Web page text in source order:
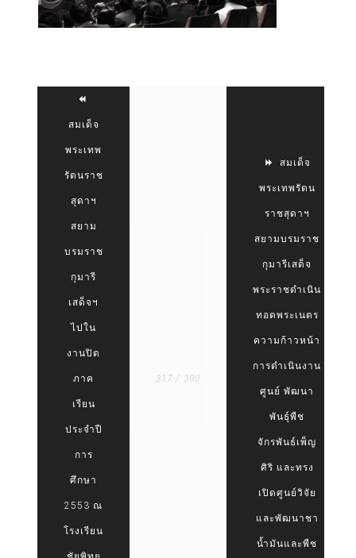
สมเด็จ
พระเทพ
รัตนราช
สุดาฯ
สยาม
บรมราช
กุมารี
เสด็จฯ
ไปใน
งานปิด
ภาค
เรียน
ประจำปี
การ
ศึกษา
2553 ณ
โรงเรียน
317 / 390
สมเด็จ
พระเทพรัตน
ราชสุดาฯ
สยามบรมราช
กุมารีเสด็จ
พระราชดำเนิน
ทอดพระเนตร
ความก้าวหน้า
การดำเนินงาน
ศูนย์ พัฒนา
พันธุ์พืช
จักรพันธ์เพ็ญ
ศิริ และทรง
เปิดศูนย์วิจัย
และพัฒนาชา
น้ำมันและพืช